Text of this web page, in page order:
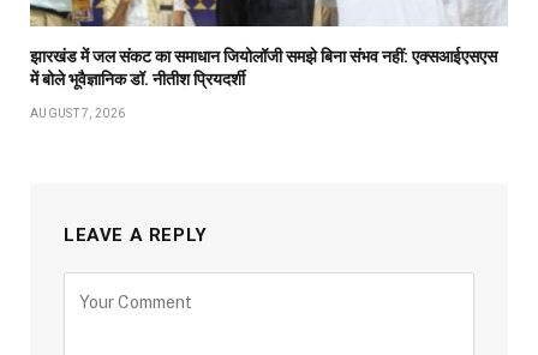
झारखंड में जल संकट का समाधान जियोलॉजी समझे बिना संभव नहीं: एक्सआईएसएस
में बोले भूवैज्ञानिक डॉ. नीतीश प्रियदर्शी
AUGUST 7, 2026
LEAVE A REPLY